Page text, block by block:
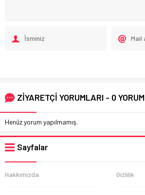
ZİYARETÇİ YORUMLARI - 0 YORUM
Henüz yorum yapılmamış.
Sayfalar
Hakkımızda Gizlilik